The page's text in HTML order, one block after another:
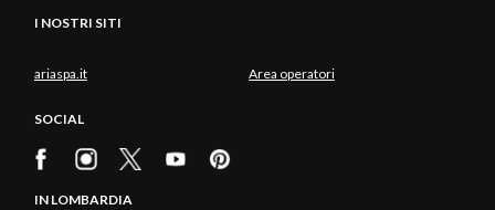
I NOSTRI SITI
ariaspa.it Area operatori
SOCIAL
IN LOMBARDIA